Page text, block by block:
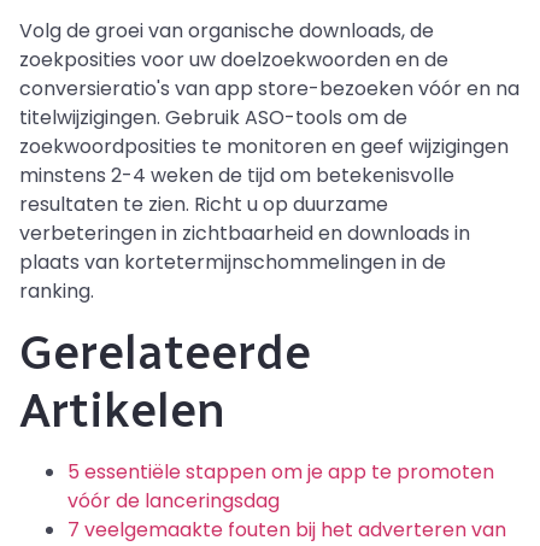
Volg de groei van organische downloads, de
zoekposities voor uw doelzoekwoorden en de
conversieratio's van app store-bezoeken vóór en na
titelwijzigingen. Gebruik ASO-tools om de
zoekwoordposities te monitoren en geef wijzigingen
minstens 2-4 weken de tijd om betekenisvolle
resultaten te zien. Richt u op duurzame
verbeteringen in zichtbaarheid en downloads in
plaats van kortetermijnschommelingen in de
ranking.
Gerelateerde
Artikelen
5 essentiële stappen om je app te promoten
vóór de lanceringsdag
7 veelgemaakte fouten bij het adverteren van